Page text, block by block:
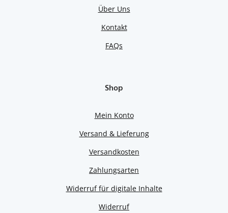
Über Uns
Kontakt
FAQs
Shop
Mein Konto
Versand & Lieferung
Versandkosten
Zahlungsarten
Widerruf für digitale Inhalte
Widerruf